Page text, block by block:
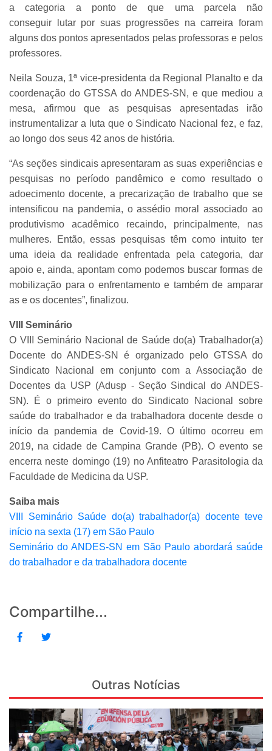
a categoria a ponto de que uma parcela não
conseguir lutar por suas progressões na carreira foram
alguns dos pontos apresentados pelas professoras e pelos
professores.
Neila Souza, 1ª vice-presidenta da Regional Planalto e da
coordenação do GTSSA do ANDES-SN, e que mediou a
mesa, afirmou que as pesquisas apresentadas irão
instrumentalizar a luta que o Sindicato Nacional fez, e faz,
ao longo dos seus 42 anos de história.
“As seções sindicais apresentaram as suas experiências e
pesquisas no período pandêmico e como resultado o
adoecimento docente, a precarização de trabalho que se
intensificou na pandemia, o assédio moral associado ao
produtivismo acadêmico recaindo, principalmente, nas
mulheres. Então, essas pesquisas têm como intuito ter
uma ideia da realidade enfrentada pela categoria, dar
apoio e, ainda, apontam como podemos buscar formas de
mobilização para o enfrentamento e também de amparar
as e os docentes”, finalizou.
VIII Seminário
O VIII Seminário Nacional de Saúde do(a) Trabalhador(a)
Docente do ANDES-SN é organizado pelo GTSSA do
Sindicato Nacional em conjunto com a Associação de
Docentes da USP (Adusp - Seção Sindical do ANDES-
SN). É o primeiro evento do Sindicato Nacional sobre
saúde do trabalhador e da trabalhadora docente desde o
início da pandemia de Covid-19. O último ocorreu em
2019, na cidade de Campina Grande (PB). O evento se
encerra neste domingo (19) no Anfiteatro Parasitologia da
Faculdade de Medicina da USP.
Saiba mais
VIII Seminário Saúde do(a) trabalhador(a) docente teve
início na sexta (17) em São Paulo
Seminário do ANDES-SN em São Paulo abordará saúde
do trabalhador e da trabalhadora docente
Compartilhe...
Outras Notícias